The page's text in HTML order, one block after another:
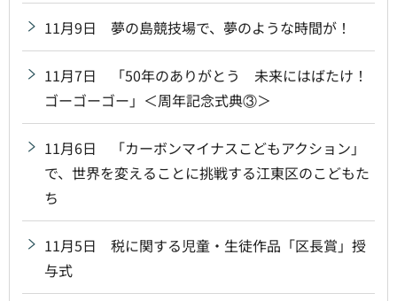
11月9日 夢の島競技場で、夢のような時間が！
11月7日 「50年のありがとう 未来にはばたけ！
ゴーゴーゴー」＜周年記念式典③＞
11月6日 「カーボンマイナスこどもアクション」
で、世界を変えることに挑戦する江東区のこどもた
ち
11月5日 税に関する児童・生徒作品「区長賞」授
与式